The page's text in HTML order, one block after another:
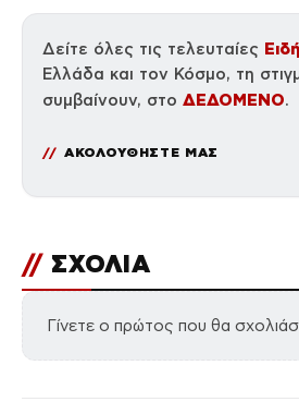
Δείτε όλες τις τελευταίες
Ελλάδα και τον Κόσμο, τη
συμβαίνουν, στο ΔΕΔΟΜΕΝΟ.
ΑΚΟΛΟΥΘΗΣΤΕ ΜΑΣ
// ΣΧΟΛΙΑ
Γίνετε ο πρώτος που θα